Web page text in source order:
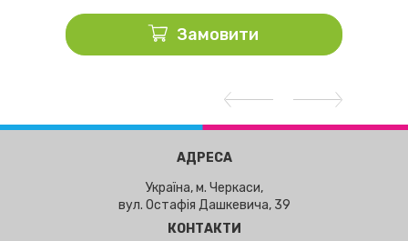
Замовити
АДРЕСА
Україна, м. Черкаси,
вул. Остафія Дашкевича, 39
КОНТАКТИ